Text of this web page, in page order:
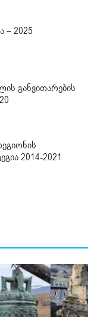
– 2025
განვითარების
2014-2021